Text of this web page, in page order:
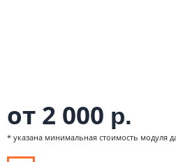
от 2 000 р.
* указана минимальная стоимость модуля